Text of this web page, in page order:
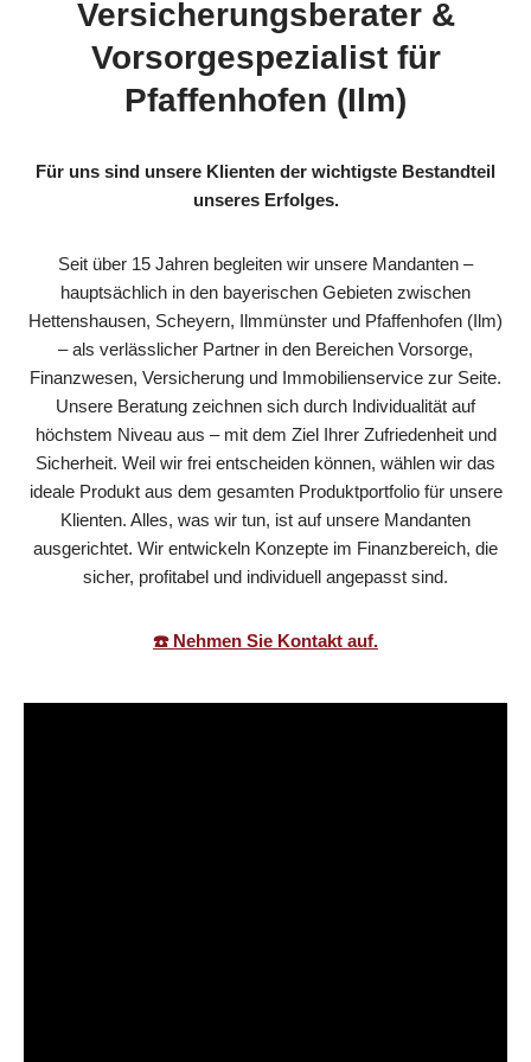
Versicherungsberater &
Vorsorgespezialist für
Pfaffenhofen (Ilm)
Für uns sind unsere Klienten der wichtigste Bestandteil
unseres Erfolges.
Seit über 15 Jahren begleiten wir unsere Mandanten –
hauptsächlich in den bayerischen Gebieten zwischen
Hettenshausen, Scheyern, Ilmmünster und Pfaffenhofen (Ilm)
– als verlässlicher Partner in den Bereichen Vorsorge,
Finanzwesen, Versicherung und Immobilienservice zur Seite.
Unsere Beratung zeichnen sich durch Individualität auf
höchstem Niveau aus – mit dem Ziel Ihrer Zufriedenheit und
Sicherheit. Weil wir frei entscheiden können, wählen wir das
ideale Produkt aus dem gesamten Produktportfolio für unsere
Klienten. Alles, was wir tun, ist auf unsere Mandanten
ausgerichtet. Wir entwickeln Konzepte im Finanzbereich, die
sicher, profitabel und individuell angepasst sind.
☎️ Nehmen Sie Kontakt auf.